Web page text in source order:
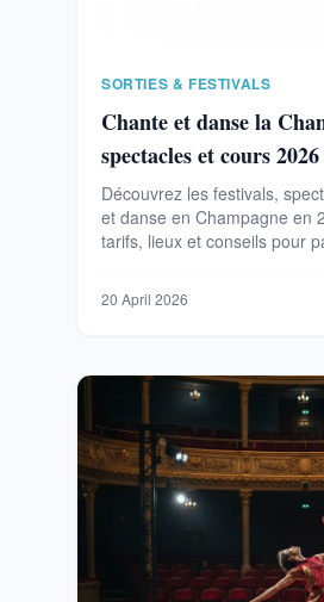
SORTIES & FESTIVALS
Chante et danse la
spectacles et cours 2026
Découvrez les festivals,
et danse en Champagne en
tarifs, lieux et conseils pour
20 April 2026